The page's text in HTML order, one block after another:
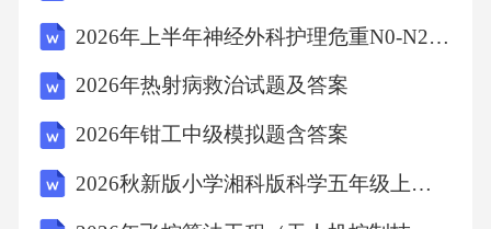
。。
2026年上半年神经外科护理危重N0-N2考核试题及答案
2026年热射病救治试题及答案
2026年钳工中级模拟题含答案
2026秋新版小学湘科版科学五年级上册教学设计（附目录）适用于新课标